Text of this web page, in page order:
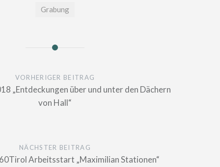
Grabung
VORHERIGER BEITRAG
„Entdeckungen über und unter den Dächern
von Hall“
NÄCHSTER BEITRAG
Arbeitsstart „Maximilian Stationen“